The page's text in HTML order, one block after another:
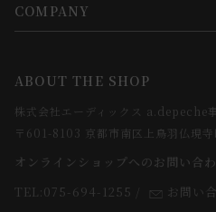
会員規約について
会員登録について
お支払方法について
お届けについて
よくあるご質問
コンセプト
webカタログ
COMPANY
求人情報
法人のお客様
スタッフ
ABOUT THE SHOP
株式会社エーディックス a.depeche
〒601-8103 京都市南区上鳥羽仏現寺
オンラインショップへのお問い合
TEL:075-694-1255
お問い